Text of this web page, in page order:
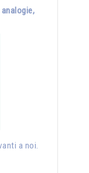
a noi.